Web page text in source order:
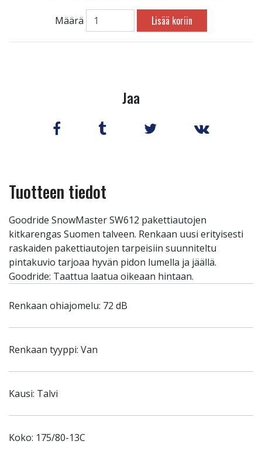
Määrä Lisää koriin
Jaa
Tuotteen tiedot
Goodride SnowMaster SW612 pakettiautojen
kitkarengas Suomen talveen. Renkaan uusi erityisesti
raskaiden pakettiautojen tarpeisiin suunniteltu
pintakuvio tarjoaa hyvän pidon lumella ja jäällä.
Goodride: Taattua laatua oikeaan hintaan.
Renkaan ohiajomelu: 72 dB
Renkaan tyyppi: Van
Kausi: Talvi
Koko: 175/80-13C